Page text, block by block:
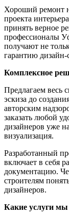
Хороший ремонт
проекта
принять верное
профессионалы
получают не
гарантию дизайн-
Комплексное
Предлагаем весь
эскиза до
авторским
заказать любой
дизайнеров уже
визуализация.
Разработанный
включает в себя
документацию.
строителям
дизайнеров.
Какие услуги мы